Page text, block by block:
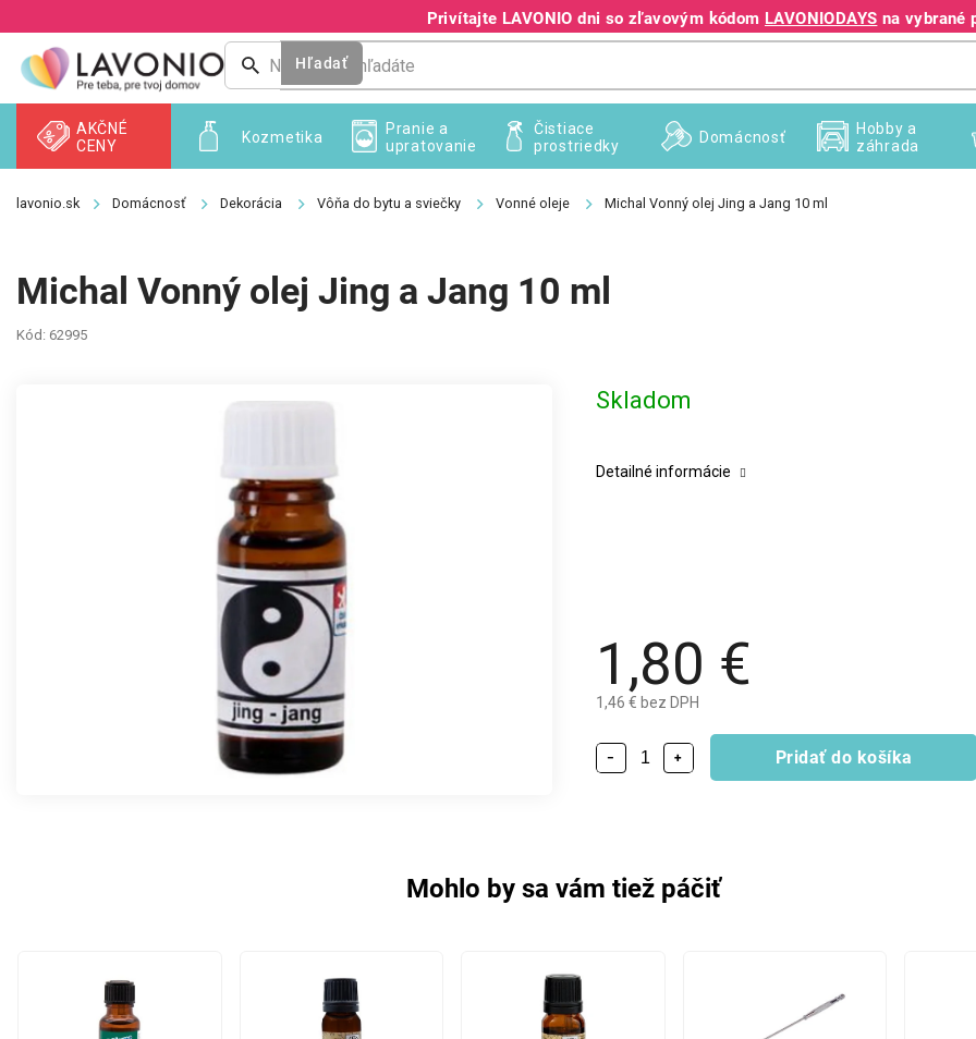
na
obsah
Privítajte LAVONIO dni so zľavovým kódom LAVONIODAYS na vybrané
+421 940 995 209
Hľadať
Kozmetika
AKČNÉ
CENY
Pranie a
upratovanie
Čistiace
prostriedky
Domácnosť
Hobby a
záhrada
Domácnosť Dekorácia Vôňa do bytu a sviečky Vonné oleje Michal Vonný olej Jing a Jang 10 ml
Michal Vonný olej Jing a Jang 10 ml
Kód: 62995
1,80 €
1,46 € bez DPH
Skladom
+
− Pridať do košíka
Detailné informácie
Mohlo by sa vám tiež páčiť